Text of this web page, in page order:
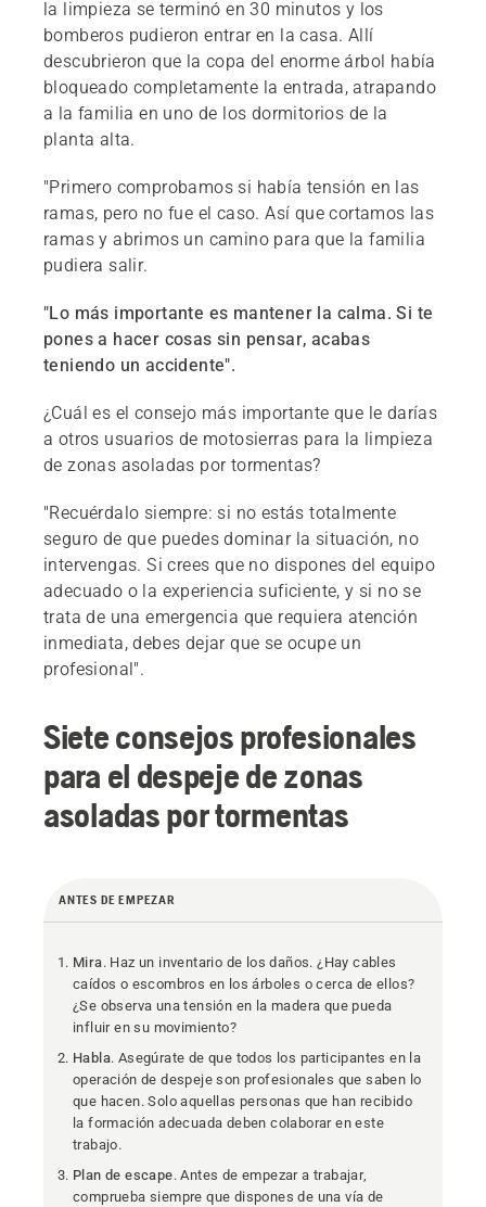
la limpieza se terminó en 30 minutos y los
bomberos pudieron entrar en la casa. Allí
descubrieron que la copa del enorme árbol había
bloqueado completamente la entrada, atrapando
a la familia en uno de los dormitorios de la
planta alta.
"Primero comprobamos si había tensión en las
ramas, pero no fue el caso. Así que cortamos las
ramas y abrimos un camino para que la familia
pudiera salir.
"Lo más importante es mantener la calma. Si te
pones a hacer cosas sin pensar, acabas
teniendo un accidente".
¿Cuál es el consejo más importante que le darías
a otros usuarios de motosierras para la limpieza
de zonas asoladas por tormentas?
"Recuérdalo siempre: si no estás totalmente
seguro de que puedes dominar la situación, no
intervengas. Si crees que no dispones del equipo
adecuado o la experiencia suficiente, y si no se
trata de una emergencia que requiera atención
inmediata, debes dejar que se ocupe un
profesional".
Siete consejos profesionales
para el despeje de zonas
asoladas por tormentas
ANTES DE EMPEZAR
Mira. Haz un inventario de los daños. ¿Hay cables
caídos o escombros en los árboles o cerca de ellos?
¿Se observa una tensión en la madera que pueda
influir en su movimiento?
Habla. Asegúrate de que todos los participantes en la
operación de despeje son profesionales que saben lo
que hacen. Solo aquellas personas que han recibido
la formación adecuada deben colaborar en este
trabajo.
Plan de escape. Antes de empezar a trabajar,
comprueba siempre que dispones de una vía de